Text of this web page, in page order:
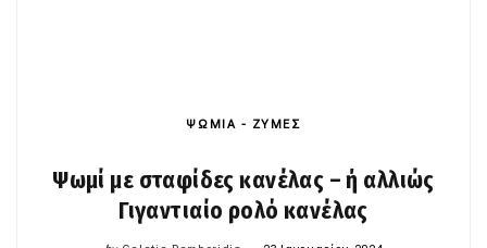
ΨΩΜΙΑ - ΖΥΜΕΣ
Ψωμί με σταφίδες κανέλας – ή αλλιώς
Γιγαντιαίο ρολό κανέλας